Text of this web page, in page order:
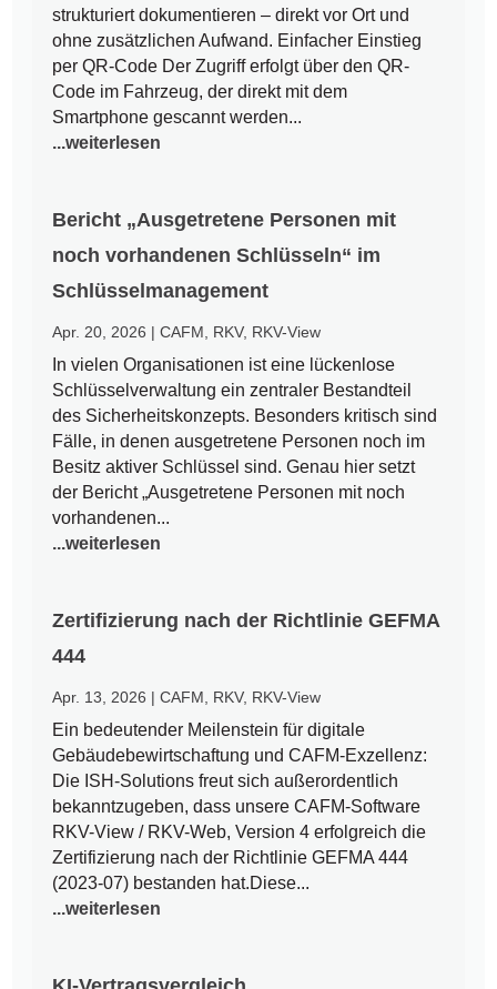
strukturiert dokumentieren – direkt vor Ort und
ohne zusätzlichen Aufwand. Einfacher Einstieg
per QR-Code Der Zugriff erfolgt über den QR-
Code im Fahrzeug, der direkt mit dem
Smartphone gescannt werden...
...weiterlesen
Bericht „Ausgetretene Personen mit
noch vorhandenen Schlüsseln“ im
Schlüsselmanagement
Apr. 20, 2026 |CAFM RKV, RKV-View
In vielen Organisationen ist eine lückenlose
Schlüsselverwaltung ein zentraler Bestandteil
des Sicherheitskonzepts. Besonders kritisch sind
Fälle, in denen ausgetretene Personen noch im
Besitz aktiver Schlüssel sind. Genau hier setzt
der Bericht „Ausgetretene Personen mit noch
vorhandenen...
...weiterlesen
Zertifizierung nach der Richtlinie GEFMA
444
Apr. 13, 2026 |CAFM RKV, RKV-View
Ein bedeutender Meilenstein für digitale
Gebäudebewirtschaftung und CAFM-Exzellenz:
Die ISH-Solutions freut sich außerordentlich
bekanntzugeben, dass unsere CAFM-Software
RKV-View / RKV-Web, Version 4 erfolgreich die
Zertifizierung nach der Richtlinie GEFMA 444
(2023-07) bestanden hat.Diese...
...weiterlesen